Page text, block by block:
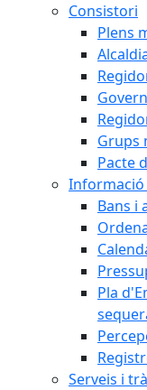
Consistori
Plens
Govern
Grups
Pacte
Informació
Bans i
Pla
Serveis i